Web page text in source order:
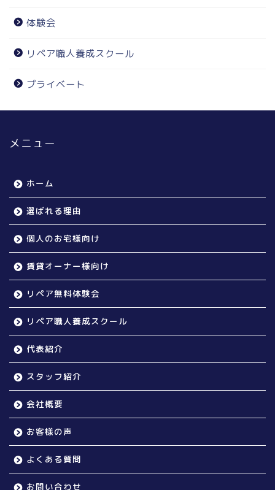
体験会
リペア職人養成スクール
プライベート
メニュー
ホーム
選ばれる理由
個人のお宅様向け
賃貸オーナー様向け
リペア無料体験会
リペア職人養成スクール
代表紹介
スタッフ紹介
会社概要
お客様の声
よくある質問
お問い合わせ